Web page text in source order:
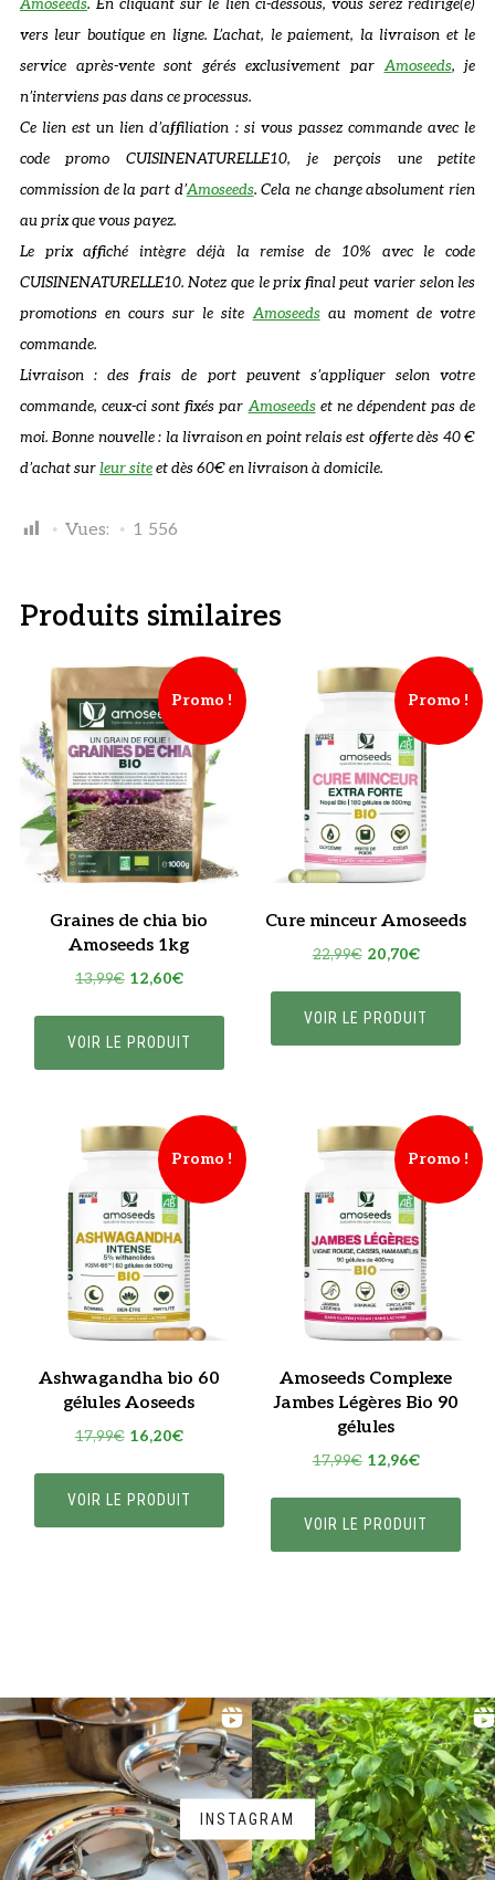
Amoseeds. En cliquant sur le lien ci-dessous, vous serez redirigé(e)
vers leur boutique en ligne. L’achat, le paiement, la livraison et le
service après-vente sont gérés exclusivement parAmoseeds, je
n’interviens pas dans ce processus.
Ce lien est un lien d’affiliation : si vous passez commande avec le
code promo CUISINENATURELLE10, je perçois une petite
commission de la part d’Amoseeds. Cela ne change absolument rien
au prix que vous payez.
Le prix affiché intègre déjà la remise de 10% avec le code
CUISINENATURELLE10. Notez que le prix final peut varier selon les
promotions en cours sur le siteAmoseedsau moment de votre
commande.
Livraison : des frais de port peuvent s’appliquer selon votre
commande, ceux-ci sont fixés parAmoseedset ne dépendent pas de
moi. Bonne nouvelle : la livraison en point relais est offerte dès 40 €
d’achat sur leur siteet dès 60€ en livraison à domicile.
Vues: 1 556
Produits similaires
Promo !
Graines de chia bio
Amoseeds 1kg
13,99€ Le
12,60€Le
VOIR LE PRODUIT
Promo !
Cure minceur Amoseeds
22,99€ Le
20,70€Le
VOIR LE PRODUIT
Promo !
Ashwagandha bio 60
gélules Aoseeds
17,99€ Le
16,20€Le
VOIR LE PRODUIT
Promo !
Amoseeds Complexe
Jambes Légères Bio 90
gélules
17,99€ Le
12,96€Le
VOIR LE PRODUIT
INSTAGRAM